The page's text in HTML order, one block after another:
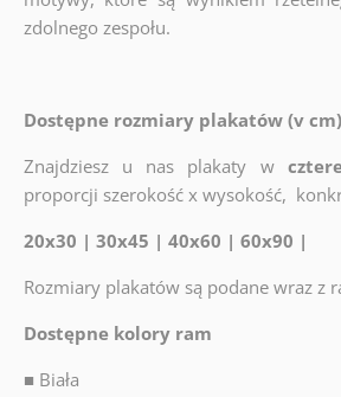
zdolnego zespołu.
Dostępne rozmiary plakatów (v cm)
Znajdziesz u nas plakaty w
proporcji szerokość x wysokość,
20x30 | 30x45 | 40x60 | 60x90 |
Rozmiary plakatów są podane wraz z
Dostępne kolory ram
■ Biała